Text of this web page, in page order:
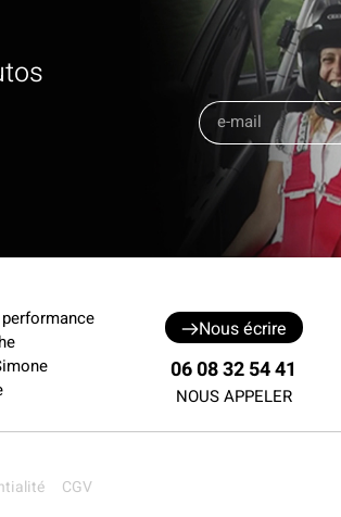
Nous écrire
06 08 32 54 41
NOUS APPELER
CGV